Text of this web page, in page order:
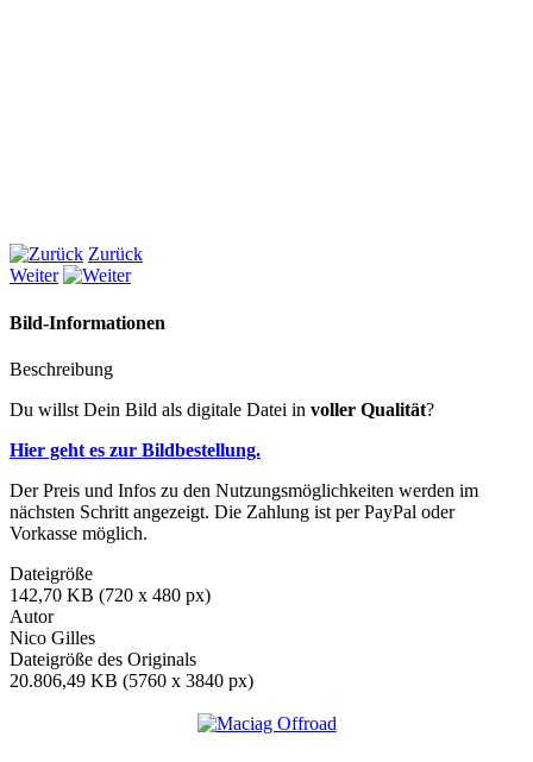
Zurück
Weiter
Bild-Informationen
Beschreibung
Du willst Dein Bild als digitale Datei in voller Qualität?
Hier geht es zur Bildbestellung.
Der Preis und Infos zu den Nutzungsmöglichkeiten werden im
nächsten Schritt angezeigt. Die Zahlung ist per PayPal oder
Vorkasse möglich.
Dateigröße
142,70 KB (720 x 480 px)
Autor
Nico Gilles
Dateigröße des Originals
20.806,49 KB (5760 x 3840 px)